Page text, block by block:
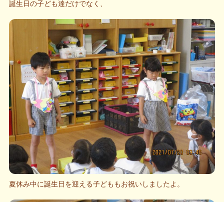
誕生日の子ども達だけでなく、
夏休み中に誕生日を迎える子どももお祝いしましたよ。